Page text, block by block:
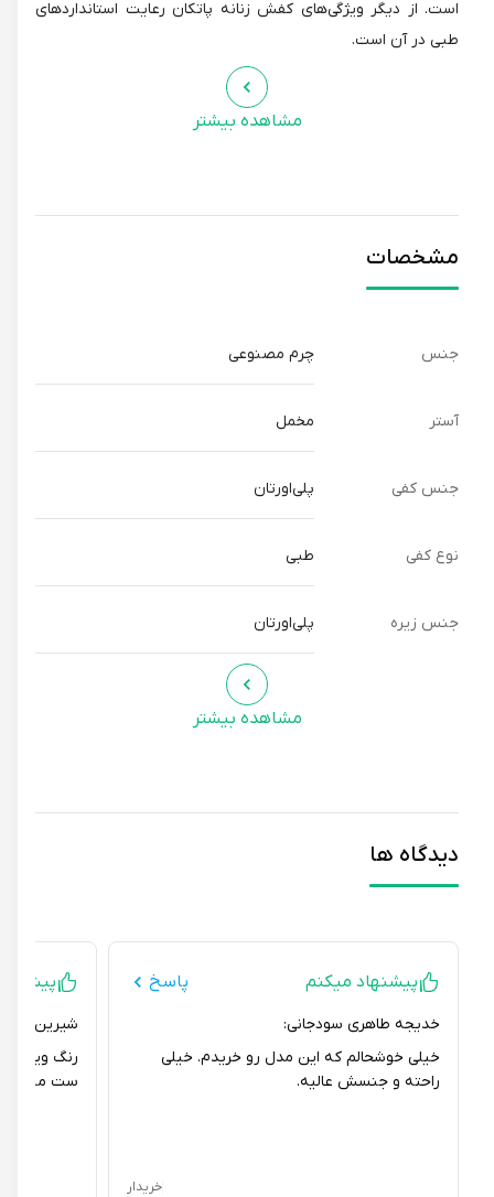
است. از دیگر ویژگی‌های کفش زنانه پاتکان رعایت استانداردهای
طبی در آن است.
مشاهده بیشتر
مشخصات
جنس چرم مصنوعی
آستر مخمل
جنس کفی پلی‌اورتان
نوع کفی
جنس زیره پلی‌اورتان
مشاهده بیشتر
دیدگاه ها
پیشنهاد میکنم پاسخ
خدیجه طاهری سودجانی:
خیلی خوشحالم که این مدل رو خریدم. خیلی
راحته و جنسش عالیه.
خریدار
پیشنهاد
شیرین محرمی :
رنگ ویزونی
ست میشه.